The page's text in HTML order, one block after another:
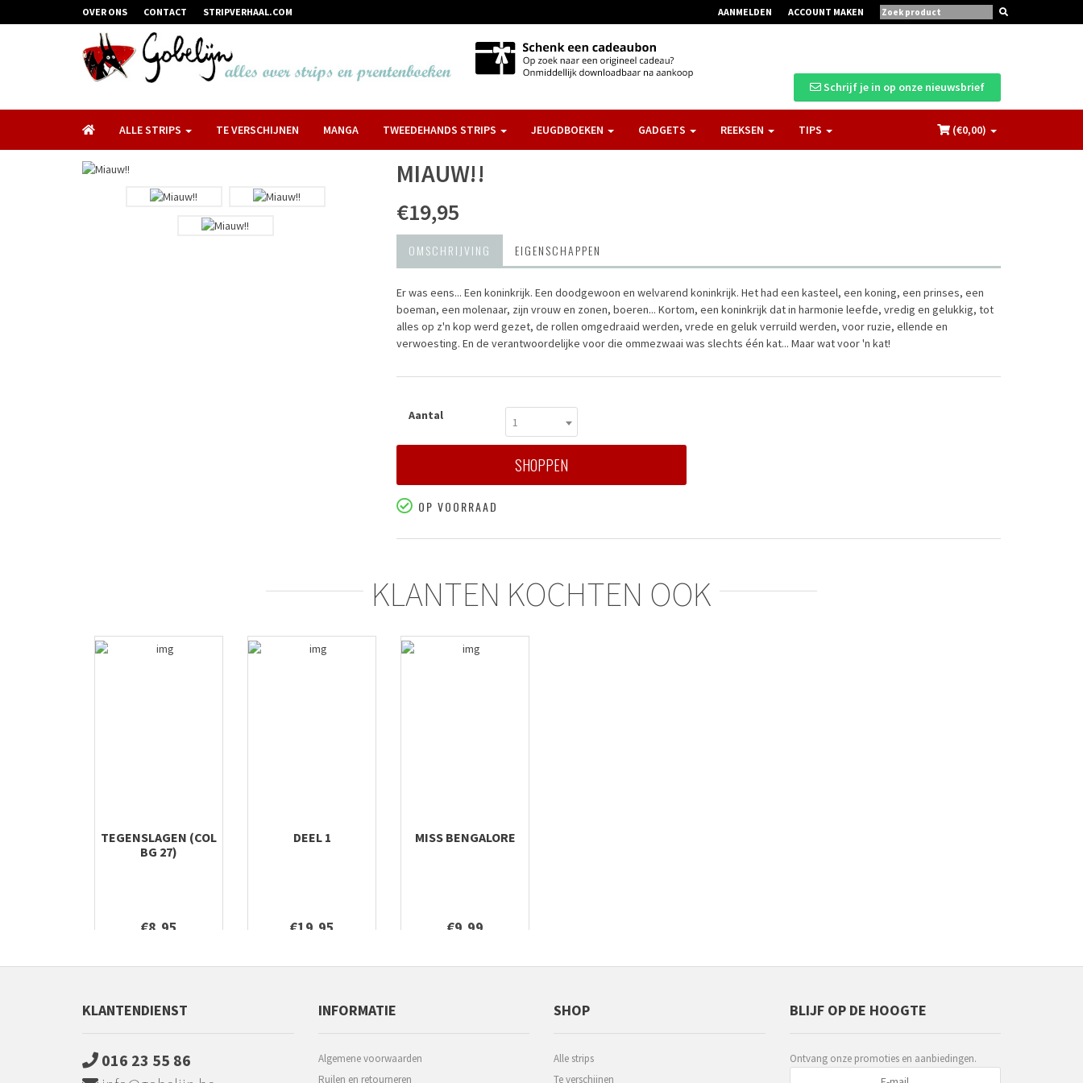
OVER ONS CONTACT STRIPVERHAAL.COM AANMELDEN ACCOUNT MAKEN
Schrijf je in op onze nieuwsbrief
ALLE STRIPS TE VERSCHIJNEN MANGA TWEEDEHANDS STRIPS JEUGDBOEKEN GADGETS REEKSEN TIPS (€0,00)
MIAUW!!
€19,95
OMSCHRIJVING EIGENSCHAPPEN
Er was eens... Een koninkrijk. Een doodgewoon en welvarend koninkrijk. Het had een kasteel, een koning, een prinses, een
boeman, een molenaar, zijn vrouw en zonen, boeren... Kortom, een koninkrijk dat in harmonie leefde, vredig en gelukkig, tot
alles op z'n kop werd gezet, de rollen omgedraaid werden, vrede en geluk verruild werden, voor ruzie, ellende en
verwoesting. En de verantwoordelijke voor die ommezwaai was slechts één kat... Maar wat voor 'n kat!
Aantal 1
SHOPPEN
OP VOORRAAD
KLANTEN KOCHTEN OOK
TEGENSLAGEN (COL
BG 27)
€8,95
DEEL 1
€19,95
MISS BENGALORE
€9,99
KLANTENDIENST
016 23 55 86
INFORMATIE
Algemene voorwaarden
Ruilen en retourneren
SHOP
Alle strips
Te verschijnen
BLIJF OP DE HOOGTE
Ontvang onze promoties en aanbiedingen.